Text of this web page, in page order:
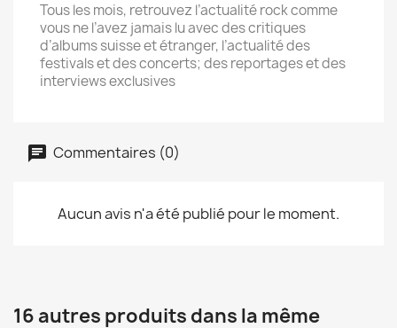
Tous les mois, retrouvez l’actualité rock comme
vous ne l’avez jamais lu avec des critiques
d’albums suisse et étranger, l’actualité des
festivals et des concerts; des reportages et des
interviews exclusives
Commentaires (0)
Aucun avis n'a été publié pour le moment.
16 autres produits dans la même